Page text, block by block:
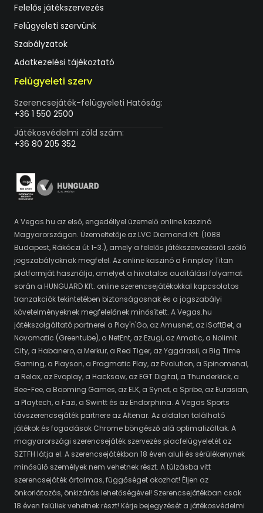
Felelős játékszervezés
Felügyeleti szervünk
Szabályzatok
Adatkezelési tájékoztató
Felügyeleti szerv
Szerencsejáték-felügyeleti Hatóság:
+36 1 550 2500
Játékosvédelmi zöld szám:
+36 80 205 352
A Vegas.hu az első, engedéllyel üzemelő online kaszinó
Magyarországon. Üzemeltetője az LVC Diamond Kft. (1088
Budapest, Rákóczi út 1-3.), amely a felelős játékszervezésről szóló
jogszabályoknak megfelel. Az online kaszinó a Finnplay Titan
platformját használja, amelyet a hivatalos auditálási folyamat
során a HUNGUARD Kft. online szerencsejátékokkal kapcsolatos
tranzakciók tekintetében biztonságosnak és a jogszabályi
követelményeknek megfelelőnek minősített. A Vegas.hu
játékszolgáltató partnerei a Play'n'Go, az Amusnet, az iSoftBet, a
Novomatic (Greentube), a NetEnt, az Ezugi, az Amatic, a Nolimit
City, a Habanero, a Merkur, a Red Tiger, az Yggdrasil, a Big Time
Gaming, a Playson, a Pragmatic Play, az Evolution, a Spinomenal,
a Relax, az Evoplay, a Hacksaw, az EGT Digital, a Thunderkick, a
Bee-Fee, a Booming Games, az ELK, a Synot, a Spribe, az Eurasian,
a Playtech, a Fazi, a Swintt és az Endorphina. A Vegas Sports
távszerencsejáték partnere az Altenar. Az oldalon található
játékok és fogadások Chrome böngésző alá optimalizáltak. A
magyarországi szerencsejáték szervezés piacfelügyeletét az
SZTFH látja el. A szerencsejátékban 18 éven aluli és sérülékenynek
minősülő személyek nem vehetnek részt. A túlzásba vitt
szerencsejáték ártalmas, függőséget okozhat! Éljen az
önkorlátozás, önkizárás lehetőségével! Szerencsejátékban csak
18 éven felüliek vehetnek részt! Kérje bejegyzését a játékosvédelmi